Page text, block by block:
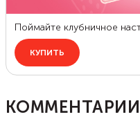
КОММЕНТАРИИ